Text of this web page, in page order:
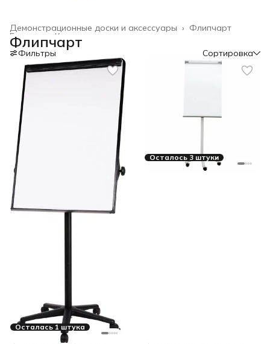
Флипчарт
Демонстрационные доски и аксессуары ›
Канцелярские товары
Главная
Флипчарт
Фильтры Сортировка
Осталась 1 штука
Осталось 3 штуки